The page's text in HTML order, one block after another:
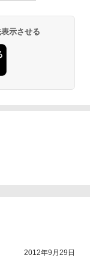
示させる
2012年9月29日